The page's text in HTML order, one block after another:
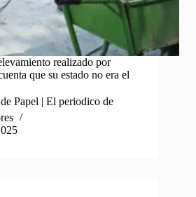
realizado por
que su estado no era el
Papel | El periodico de